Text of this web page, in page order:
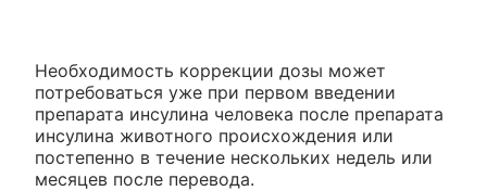
Необходимость коррекции дозы может
потребоваться уже при первом введении
препарата инсулина человека после препарата
инсулина животного происхождения или
постепенно в течение нескольких недель или
месяцев после перевода.